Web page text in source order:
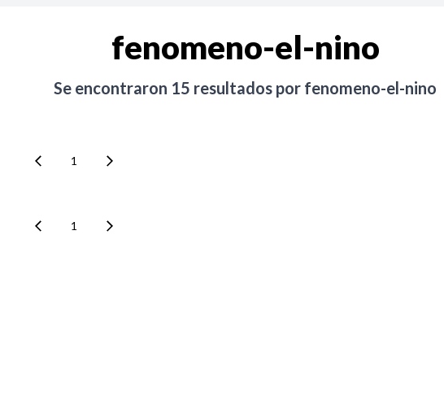
fenomeno-el-nino
Se encontraron 15 resultados por fenomeno-el-nino
1
1